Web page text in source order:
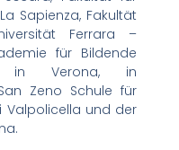
Sapienza, Fakultät
Ferrara –
für Bildende
in Verona, in
Zeno Schule für
Valpolicella und der